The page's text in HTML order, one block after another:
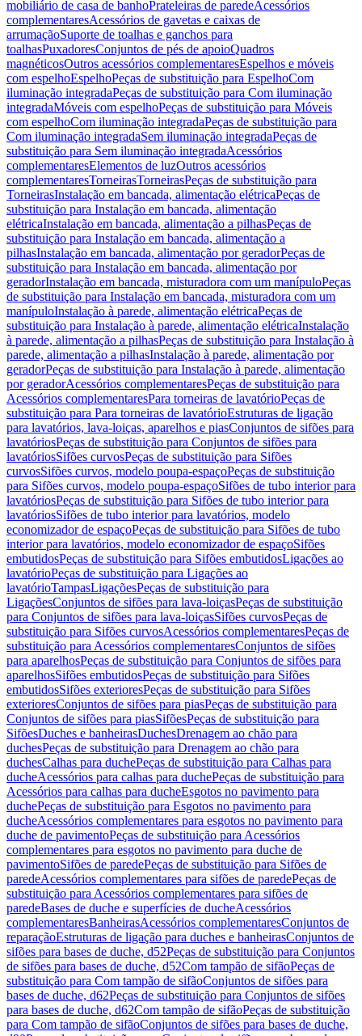
mobiliário de casa de banhoPrateleiras de paredeAcessórios
complementaresAcessórios de gavetas e caixas de
arrumaçãoSuporte de toalhas e ganchos para
toalhasPuxadoresConjuntos de pés de apoioQuadros
magnéticosOutros acessórios complementaresEspelhos e móveis
com espelhoEspelhoPeças de substituição para EspelhoCom
iluminação integradaPeças de substituição para Com iluminação
integradaMóveis com espelhoPeças de substituição para Móveis
com espelhoCom iluminação integradaPeças de substituição para
Com iluminação integradaSem iluminação integradaPeças de
substituição para Sem iluminação integradaAcessórios
complementaresElementos de luzOutros acessórios
complementaresTorneirasTorneirasPeças de substituição para
TorneirasInstalação em bancada, alimentação elétricaPeças de
substituição para Instalação em bancada, alimentação
elétricaInstalação em bancada, alimentação a pilhasPeças de
substituição para Instalação em bancada, alimentação a
pilhasInstalação em bancada, alimentação por geradorPeças de
substituição para Instalação em bancada, alimentação por
geradorInstalação em bancada, misturadora com um manípuloPeças
de substituição para Instalação em bancada, misturadora com um
manípuloInstalação à parede, alimentação elétricaPeças de
substituição para Instalação à parede, alimentação elétricaInstalação
à parede, alimentação a pilhasPeças de substituição para Instalação à
parede, alimentação a pilhasInstalação à parede, alimentação por
geradorPeças de substituição para Instalação à parede, alimentação
por geradorAcessórios complementaresPeças de substituição para
Acessórios complementaresPara torneiras de lavatórioPeças de
substituição para Para torneiras de lavatórioEstruturas de ligação
para lavatórios, lava-loiças, aparelhos e piasConjuntos de sifões para
lavatóriosPeças de substituição para Conjuntos de sifões para
lavatóriosSifões curvosPeças de substituição para Sifões
curvosSifões curvos, modelo poupa-espaçoPeças de substituição
para Sifões curvos, modelo poupa-espaçoSifões de tubo interior para
lavatóriosPeças de substituição para Sifões de tubo interior para
lavatóriosSifões de tubo interior para lavatórios, modelo
economizador de espaçoPeças de substituição para Sifões de tubo
interior para lavatórios, modelo economizador de espaçoSifões
embutidosPeças de substituição para Sifões embutidosLigações ao
lavatórioPeças de substituição para Ligações ao
lavatórioTampasLigaçõesPeças de substituição para
LigaçõesConjuntos de sifões para lava-loiçasPeças de substituição
para Conjuntos de sifões para lava-loiçasSifões curvosPeças de
substituição para Sifões curvosAcessórios complementaresPeças de
substituição para Acessórios complementaresConjuntos de sifões
para aparelhosPeças de substituição para Conjuntos de sifões para
aparelhosSifões embutidosPeças de substituição para Sifões
embutidosSifões exterioresPeças de substituição para Sifões
exterioresConjuntos de sifões para piasPeças de substituição para
Conjuntos de sifões para piasSifõesPeças de substituição para
SifõesDuches e banheirasDuchesDrenagem ao chão para
duchesPeças de substituição para Drenagem ao chão para
duchesCalhas para duchePeças de substituição para Calhas para
ducheAcessórios para calhas para duchePeças de substituição para
Acessórios para calhas para ducheEsgotos no pavimento para
duchePeças de substituição para Esgotos no pavimento para
ducheAcessórios complementares para esgotos no pavimento para
duche de pavimentoPeças de substituição para Acessórios
complementares para esgotos no pavimento para duche de
pavimentoSifões de paredePeças de substituição para Sifões de
paredeAcessórios complementares para sifões de paredePeças de
substituição para Acessórios complementares para sifões de
paredeBases de duche e superfícies de ducheAcessórios
complementaresBanheirasAcessórios complementaresConjuntos de
reparaçãoEstruturas de ligação para duches e banheirasConjuntos de
sifões para bases de duche, d52Peças de substituição para Conjuntos
de sifões para bases de duche, d52Com tampão de sifãoPeças de
substituição para Com tampão de sifãoConjuntos de sifões para
bases de duche, d62Peças de substituição para Conjuntos de sifões
para bases de duche, d62Com tampão de sifãoPeças de substituição
para Com tampão de sifãoConjuntos de sifões para bases de duche,